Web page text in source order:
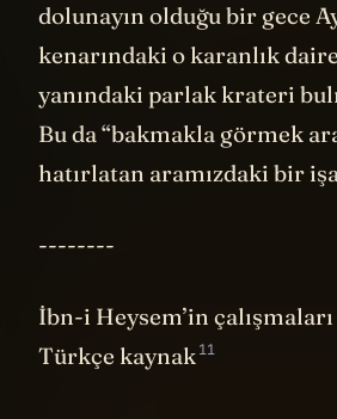
dolunayın olduğu bir gece
kenarındaki o karanlık
yanındaki parlak krateri
Bu da “bakmakla görmek
hatırlatan aramızdaki bir
--------
İbn-i Heysem’in
Türkçe kaynak11